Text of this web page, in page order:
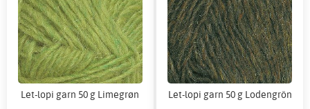
Let-lopi garn 50 g Limegrøn Let-lopi garn 50 g Lodengrön